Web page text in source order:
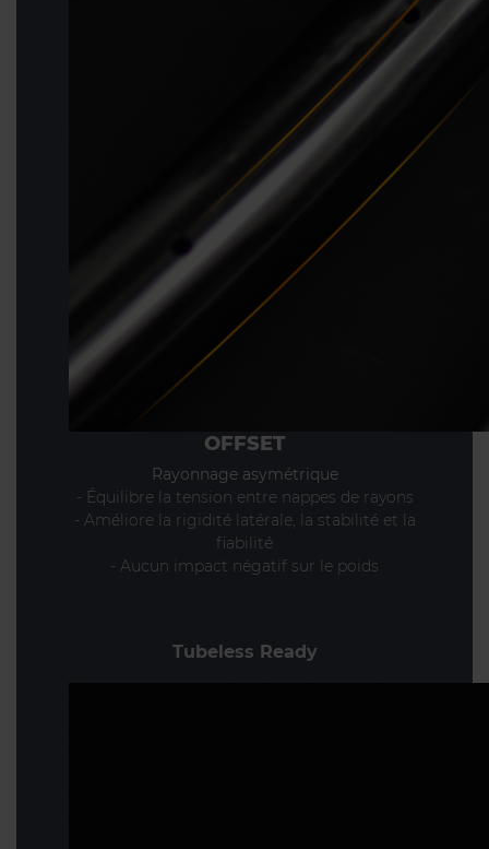
OFFSET
Rayonnage asymétrique
- Équilibre la tension entre nappes de rayons
- Améliore la rigidité latérale, la stabilité et la
fiabilité
- Aucun impact négatif sur le poids
Tubeless Ready